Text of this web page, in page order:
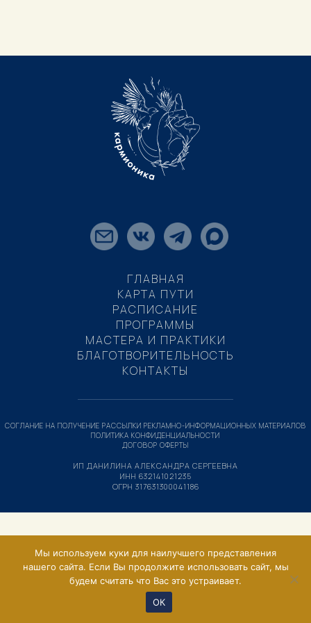
ГЛАВНАЯ
КАРТА ПУТИ
РАСПИСАНИЕ
ПРОГРАММЫ
МАСТЕРА И ПРАКТИКИ
БЛАГОТВОРИТЕЛЬНОСТЬ
КОНТАКТЫ
ИП ДАНИЛИНА АЛЕКСАНДРА СЕРГЕЕВНА
ИНН 632141021235
ОГРН 317631300041186
СОГЛАНИЕ НА ПОЛУЧЕНИЕ РАССЫЛКИ РЕКЛАМНО-ИНФОРМАЦИОННЫХ МАТЕРИАЛОВ
ПОЛИТИКА КОНФИДЕНЦИАЛЬНОСТИ
ДОГОВОР ОФЕРТЫ
Мы используем куки для наилучшего представления
нашего сайта. Если Вы продолжите использовать сайт, мы
будем считать что Вас это устраивает.
ОК